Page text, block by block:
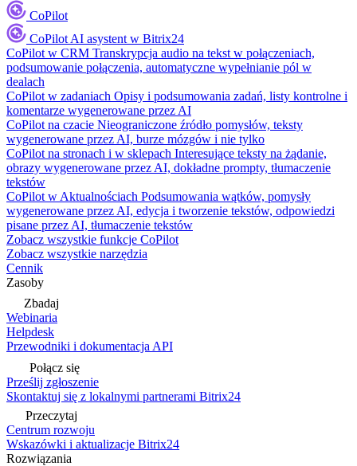
CoPilot
CoPilot AI asystent w Bitrix24
CoPilot w CRM Transkrypcja audio na tekst w połączeniach,
podsumowanie połączenia, automatyczne wypełnianie pól w
dealach
CoPilot w zadaniach Opisy i podsumowania zadań, listy kontrolne i
komentarze wygenerowane przez AI
CoPilot na czacie Nieograniczone źródło pomysłów, teksty
wygenerowane przez AI, burze mózgów i nie tylko
CoPilot na stronach i w sklepach Interesujące teksty na żądanie,
obrazy wygenerowane przez AI, dokładne prompty, tłumaczenie
tekstów
CoPilot w Aktualnościach Podsumowania wątków, pomysły
wygenerowane przez AI, edycja i tworzenie tekstów, odpowiedzi
pisane przez AI, tłumaczenie tekstów
Zobacz wszystkie funkcje CoPilot
Zobacz wszystkie narzędzia
Cennik
Zasoby
Zbadaj
Webinaria
Helpdesk
Przewodniki i dokumentacja API
Połącz się
Prześlij zgłoszenie
Skontaktuj się z lokalnymi partnerami Bitrix24
Przeczytaj
Centrum rozwoju
Wskazówki i aktualizacje Bitrix24
Rozwiązania